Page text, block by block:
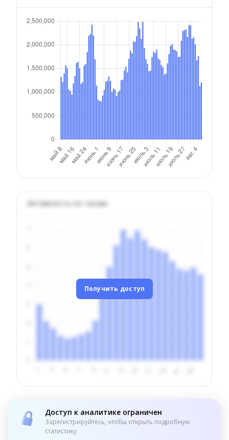
Активность по часам
Получить доступ
Доступ к аналитике ограничен
Зарегистрируйтесь, чтобы открыть подробную
статистику